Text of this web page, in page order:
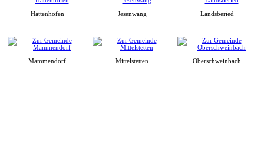
Hattenhofen Jesenwang Landsberied
Mammendorf Mittelstetten Oberschweinbach